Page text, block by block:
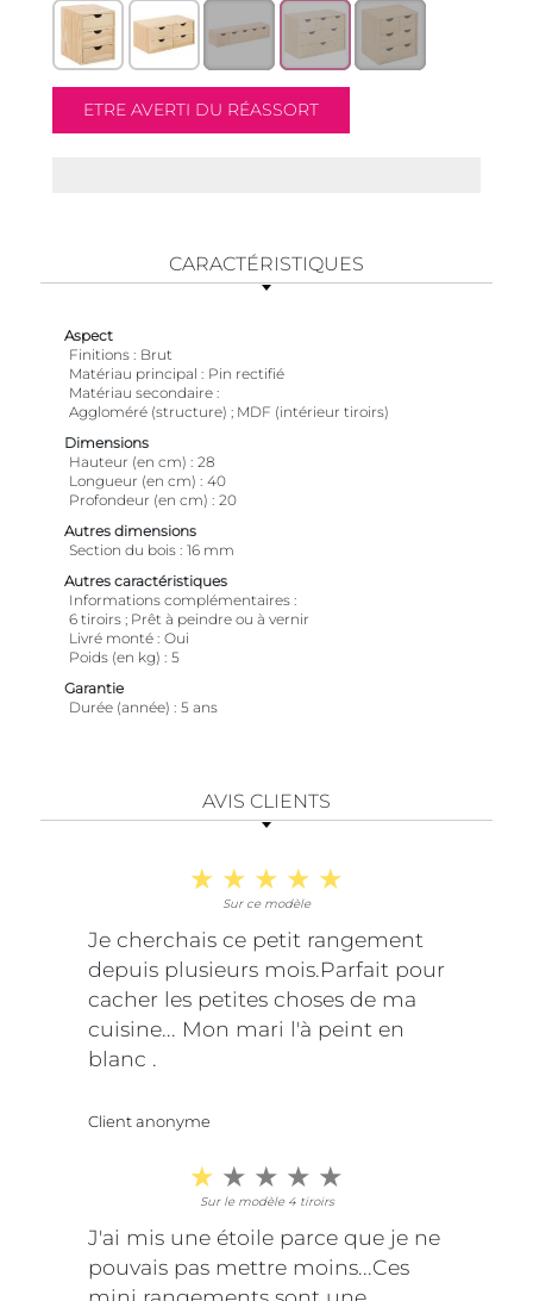
CARACTÉRISTIQUES
Aspect
Finitions
Brut
Matériau principal
Pin rectifié
Matériau secondaire
Aggloméré (structure) ; MDF (intérieur tiroirs)
Dimensions
Hauteur (en cm)
28
Longueur (en cm)
40
Profondeur (en cm)
20
Autres dimensions
Section du bois 16 mm
Autres caractéristiques
Informations complémentaires
6 tiroirs ; Prêt à peindre ou à vernir
Livré monté Oui
Poids (en kg)
5
Garantie
Durée (année)
5 ans
AVIS CLIENTS
Sur ce modèle
Je cherchais ce petit rangement
depuis plusieurs mois.Parfait pour
cacher les petites choses de ma
cuisine... Mon mari l'à peint en
blanc .
Client anonyme
Sur le modèle 4 tiroirs
J'ai mis une étoile parce que je ne
pouvais pas mettre moins...Ces